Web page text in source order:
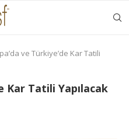
ve Türkiye’de Kar Tatili
Kar Tatili Yapılacak